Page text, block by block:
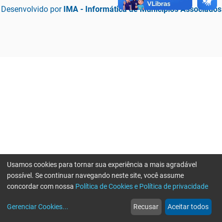
Desenvolvido por IMA - Informática de Municípios Associados
web
Notícias
more_horiz
Mais
Usamos cookies para tornar sua experiência a mais agradável
possível. Se continuar navegando neste site, você assume
concordar com nossa Política de Cookies e Política de privacidade
Gerenciar Cookies... Recusar Aceitar todos
Erro ao enviar informações, por favor tente novamente